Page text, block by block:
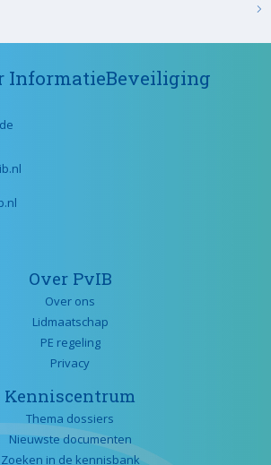
InformatieBeveiliging
Over PvIB
Over ons
Lidmaatschap
PE regeling
Privacy
Kenniscentrum
Thema dossiers
Nieuwste documenten
Zoeken in de kennisbank